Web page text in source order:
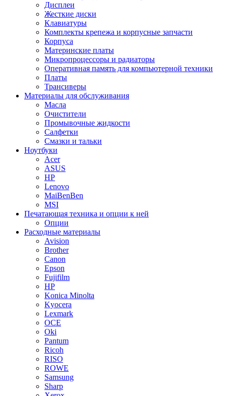
Дисплеи
Жесткие диски
Клавиатуры
Комплекты крепежа и корпусные запчасти
Корпуса
Материнские платы
Микропроцессоры и радиаторы
Оперативная память для компьютерной техники
Платы
Трансиверы
Материалы для обслуживания
Масла
Очистители
Промывочные жидкости
Салфетки
Смазки и тальки
Ноутбуки
Acer
ASUS
HP
Lenovo
MaiBenBen
MSI
Печатающая техника и опции к ней
Опции
Расходные материалы
Avision
Brother
Canon
Epson
Fujifilm
HP
Konica Minolta
Kyocera
Lexmark
OCE
Oki
Pantum
Ricoh
RISO
ROWE
Samsung
Sharp